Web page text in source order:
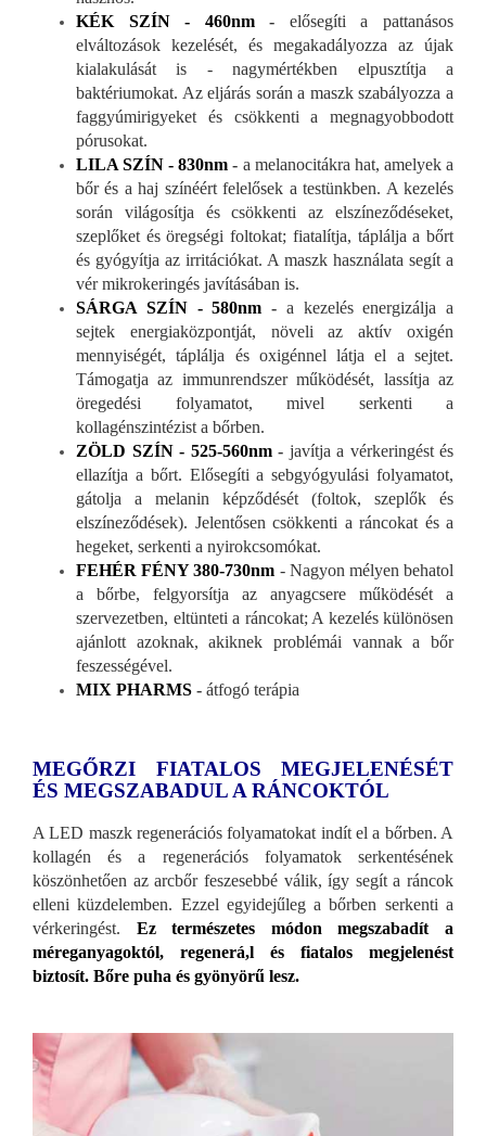
KÉK SZÍN -
460nm- elősegíti a pattanásos
elváltozások kezelését, és megakadályozza az újak
kialakulását is - nagymértékben elpusztítja a
baktériumokat. Az eljárás során a maszk szabályozza a
faggyúmirigyeket és csökkenti a megnagyobbodott
pórusokat.
LILA SZÍN - 830nm - a melanocitákra hat, amelyek a
bőr és a haj színéért felelősek a testünkben. A kezelés
során világosítja és csökkenti az elszíneződéseket,
szeplőket és öregségi foltokat; fiatalítja, táplálja a bőrt
és gyógyítja az irritációkat. A maszk használata segít a
vér mikrokeringés javításában is.
SÁRGA SZÍN - 580nm - a kezelés energizálja a
sejtek energiaközpontját, növeli az aktív oxigén
mennyiségét, táplálja és oxigénnel látja el a sejtet.
Támogatja az immunrendszer működését, lassítja az
öregedési folyamatot, mivel serkenti a
kollagénszintézist a bőrben.
ZÖLD SZÍN - 525-560nm- javítja a vérkeringést és
ellazítja a bőrt. Elősegíti a sebgyógyulási folyamatot,
gátolja a melanin képződését (foltok, szeplők és
elszíneződések). Jelentősen csökkenti a ráncokat és a
hegeket, serkenti a nyirokcsomókat.
FEHÉR FÉNY 380-730nm - Nagyon mélyen behatol
a bőrbe, felgyorsítja az anyagcsere működését a
szervezetben, eltünteti a ráncokat; A kezelés különösen
ajánlott azoknak, akiknek problémái vannak a bőr
feszességével.
MIX PHARMS - átfogó terápia
MEGŐRZI FIATALOS MEGJELENÉSÉT
ÉS MEGSZABADUL A RÁNCOKTÓL
A LED maszk regenerációs folyamatokat indít el a bőrben. A
kollagén és a regenerációs folyamatok serkentésének
köszönhetően az arcbőr feszesebbé válik, így segít a ráncok
elleni küzdelemben. Ezzel egyidejűleg a bőrben serkenti a
vérkeringést. Ez természetes módon megszabadít a
méreganyagoktól, regenerá,l és fiatalos megjelenést
biztosít. Bőre puha és gyönyörű lesz.